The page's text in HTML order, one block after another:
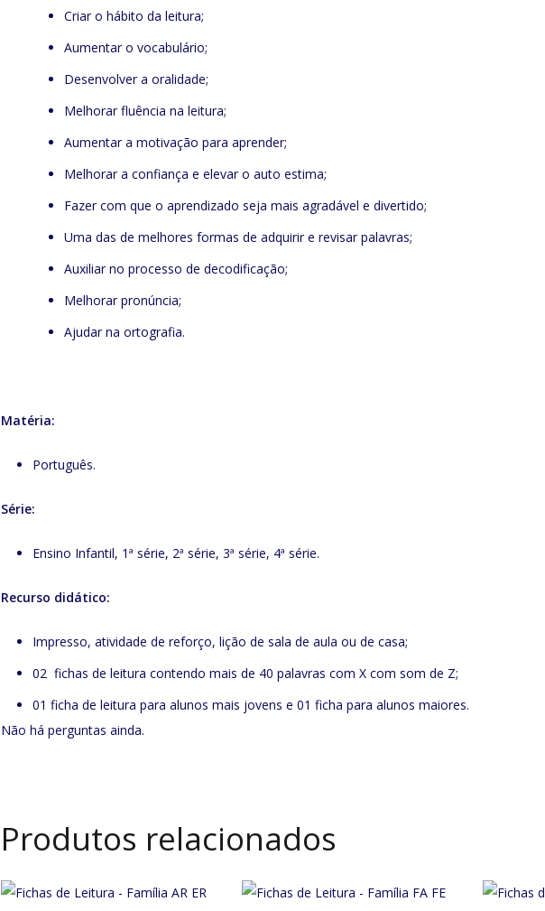
Criar o hábito da leitura;
Aumentar o vocabulário;
Desenvolver a oralidade;
Melhorar fluência na leitura;
Aumentar a motivação para aprender;
Melhorar a confiança e elevar o auto estima;
Fazer com que o aprendizado seja mais agradável e divertido;
Uma das de melhores formas de adquirir e revisar palavras;
Auxiliar no processo de decodificação;
Melhorar pronúncia;
Ajudar na ortografia.
Matéria:
Português.
Série:
Ensino Infantil, 1ª série, 2ª série, 3ª série, 4ª série.
Recurso didático:
Impresso, atividade de reforço, lição de sala de aula ou de casa;
02 fichas de leitura contendo mais de 40 palavras com X com som de Z;
01 ficha de leitura para alunos mais jovens e 01 ficha para alunos maiores.
Não há perguntas ainda.
Produtos relacionados